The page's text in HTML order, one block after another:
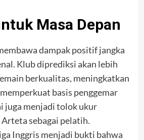
Masa Depan
dampak positif jangka
Klub diprediksi akan lebih
berkualitas, meningkatkan
basis penggemar
juga menjadi tolok ukur
sebagai pelatih.
Inggris menjadi bukti bahwa